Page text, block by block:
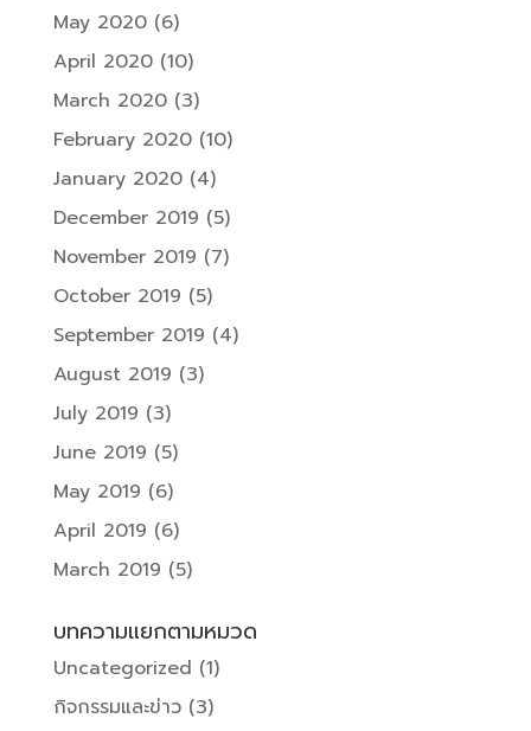
May 2020(6)
April 2020(10)
March 2020(3)
February 2020(10)
January 2020(4)
December 2019 (5)
November 2019 (7)
October 2019 (5)
September 2019 (4)
August 2019 (3)
July 2019 (3)
June 2019 (5)
May 2019 (6)
April 2019 (6)
March 2019 (5)
บทความแยกตามหมวด
Uncategorized (1)
กิจกรรมและข่าว(3)